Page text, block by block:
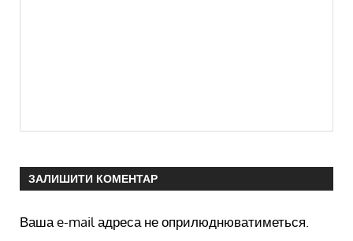
ЗАЛИШИТИ КОМЕНТАР
Ваша e-mail адреса не оприлюднюватиметься.